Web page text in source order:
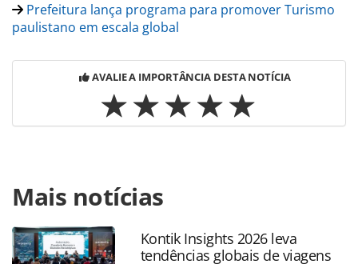
Prefeitura lança programa para promover Turismo
paulistano em escala global
AVALIE A IMPORTÂNCIA DESTA NOTÍCIA
https://www.panrotas.com.br/destinos/entretenimento/
paulo-deve-receber-partida-da-nfl-em-setembro-veja-
detalhes_214520.html ou as ferramentas oferecidas na
página. Todo o conteúdo produzido pela PANROTAS
Mais notícias
Kontik Insights 2026 leva
tendências globais de viagens